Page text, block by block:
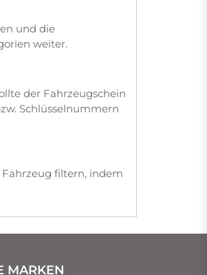
und die
weiter.
der Fahrzeugschein
Schlüsselnummern
filtern, indem
MARKEN